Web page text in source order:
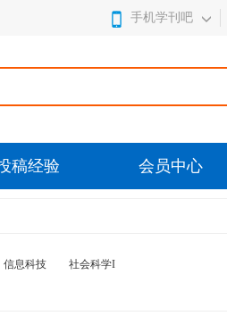
手机学刊吧
稿经验 会员中心
信息科技
社会科学I